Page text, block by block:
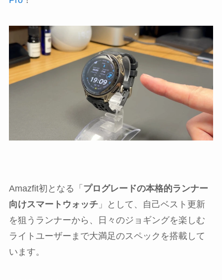
Amazfit初となる「 プログレードの本格的ランナー
向けスマートウォッチ」として、自己ベスト更新
を狙うランナーから、日々のジョギングを楽しむ
ライトユーザーまで大満足のスペックを搭載して
います。